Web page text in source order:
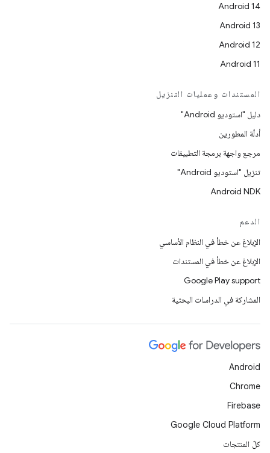
Android 14
Android 13
Android 12
Android 11
المستندات وعمليات التنزيل
دليل "استوديو Android"
أدلّة المطورين
مرجع واجهة برمجة التطبيقات
تنزيل "استوديو Android"
Android NDK
الدعم
الإبلاغ عن خطأ في النظام الأساسي
الإبلاغ عن خطأ في المستندات
Google Play support
المشاركة في الدراسات البحثية
Android
Chrome
Firebase
Google Cloud Platform
كلّ المنتجات